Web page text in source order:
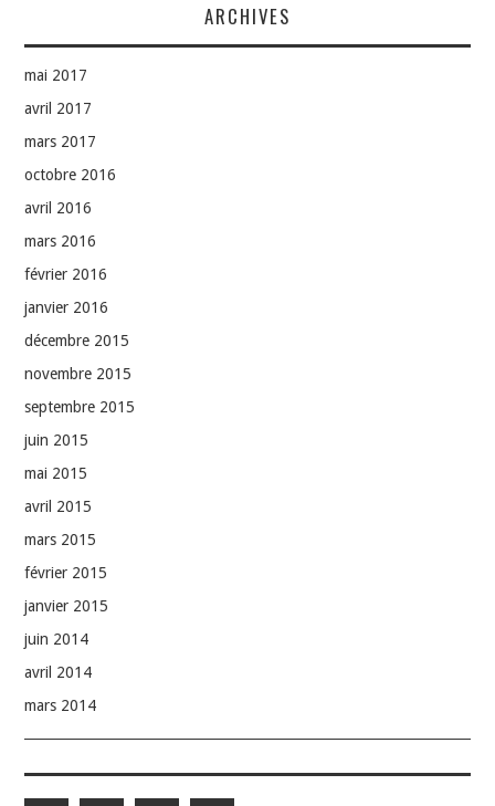
ARCHIVES
mai 2017
avril 2017
mars 2017
octobre 2016
avril 2016
mars 2016
février 2016
janvier 2016
décembre 2015
novembre 2015
septembre 2015
juin 2015
mai 2015
avril 2015
mars 2015
février 2015
janvier 2015
juin 2014
avril 2014
mars 2014